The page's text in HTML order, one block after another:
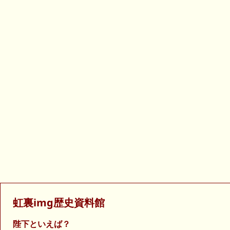
虹裏img歴史資料館
陛下といえば？